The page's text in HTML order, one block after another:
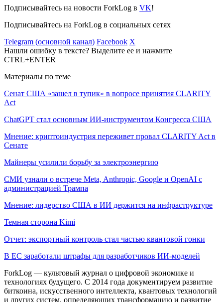
Подписывайтесь на новости ForkLog в VK!
Подписывайтесь на ForkLog в социальных сетях
Telegram (основной канал) Facebook X
Нашли ошибку в тексте? Выделите ее и нажмите
CTRL+ENTER
Материалы по теме
Сенат США «зашел в тупик» в вопросе принятия CLARITY
Act
ChatGPT стал основным ИИ-инструментом Конгресса США
Мнение: криптоиндустрия переживет провал CLARITY Act в
Сенате
Майнеры усилили борьбу за электроэнергию
СМИ узнали о встрече Meta, Anthropic, Google и OpenAI с
администрацией Трампа
Мнение: лидерство США в ИИ держится на инфраструктуре
Темная сторона Kimi
Отчет: экспортный контроль стал частью квантовой гонки
В ЕС заработали штрафы для разработчиков ИИ-моделей
ForkLog — культовый журнал о цифровой экономике и
технологиях будущего. С 2014 года документируем развитие
биткоина, искусственного интеллекта, квантовых технологий
и других систем, определяющих трансформацию и развитие